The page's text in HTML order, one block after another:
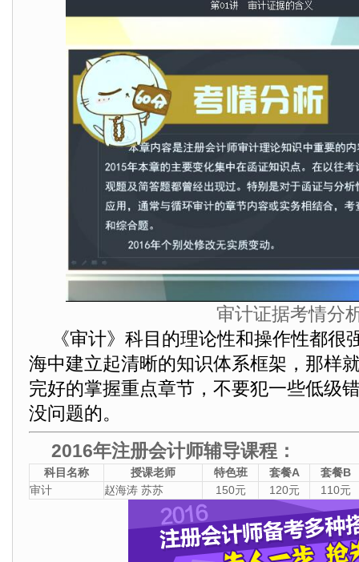
审计证据考情分
《审计》科目的理论性和操作性都很
海中建立起清晰的知识体系框架，那样
完好的掌握重点章节，不要犯一些低级
没问题的。
2016年注册会计师辅导课程：
科目名称 授课老师 特色班 套餐A
套餐B
审计
赵海涛 苏苏 150元 120元 110元